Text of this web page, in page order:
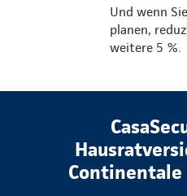
Und wenn
planen,
weitere 5 %.